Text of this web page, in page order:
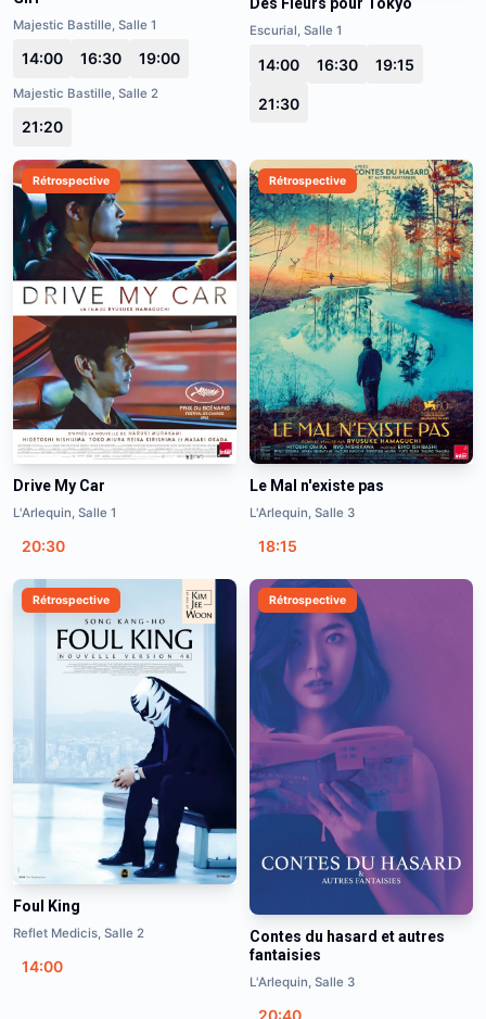
Majestic Bastille, Salle 1
14:00 16:30 19:00
Majestic Bastille, Salle 2
21:20
Escurial, Salle 1
14:00 16:30 19:15
21:30
Rétrospective
Drive My Car
L'Arlequin, Salle 1
20:30
Rétrospective
Le Mal n'existe pas
L'Arlequin, Salle 3
18:15
Rétrospective
Foul King
Reflet Medicis, Salle 2
14:00
Rétrospective
Contes du hasard et autres
fantaisies
L'Arlequin, Salle 3